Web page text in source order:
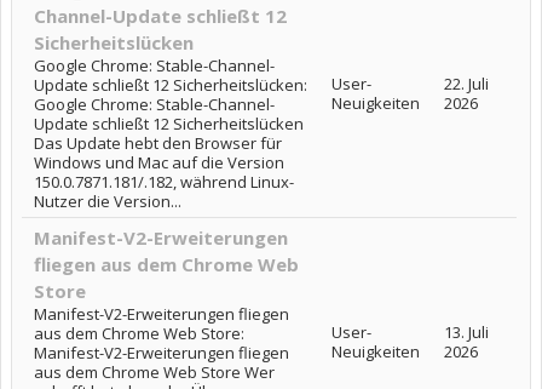
Channel-Update schließt 12
Sicherheitslücken
Google Chrome: Stable-Channel-
Update schließt 12 Sicherheitslücken:
Google Chrome: Stable-Channel-
Update schließt 12 Sicherheitslücken
Das Update hebt den Browser für
Windows und Mac auf die Version
150.0.7871.181/.182, während Linux-
Nutzer die Version...
User-
Neuigkeiten
22. Juli
2026
Manifest-V2-Erweiterungen
fliegen aus dem Chrome Web
Store
Manifest-V2-Erweiterungen fliegen
aus dem Chrome Web Store:
Manifest-V2-Erweiterungen fliegen
aus dem Chrome Web Store Wer
User-
Neuigkeiten
13. Juli
2026